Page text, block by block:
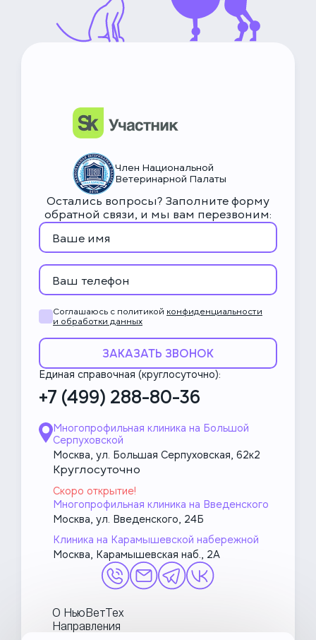
Член Национальной
Ветеринарной Палаты
Остались вопросы? Заполните форму
обратной связи, и мы вам перезвоним:
Соглашаюсь с политикой конфиденциальности
и обработки данных
ЗАКАЗАТЬ ЗВОНОК
Единая справочная (круглосуточно):
+7 (499) 288-80-36
Многопрофильная клиника на Большой
Серпуховской
Москва, ул. Большая Серпуховская, 62к2
Круглосуточно
Скоро открытие!
Многопрофильная клиника на Введенского
Москва, ул. Введенского, 24Б
Клиника на Карамышевской набережной
Москва, Карамышевская наб., 2А
О НьюВетТех
Направления